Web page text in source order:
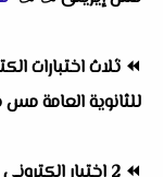
⏪ ثلاث اختبارات
للثانوية العامة